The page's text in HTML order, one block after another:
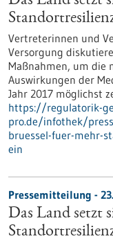
Vertreterinnen und
Versorgung
Maßnahmen, um die
Auswirkungen der
Jahr 2017 möglichst
https://regulatorik-
pro.de/infothek/
bruessel-fuer-mehr-
ein
Pressemitteilung -
Das Land setzt